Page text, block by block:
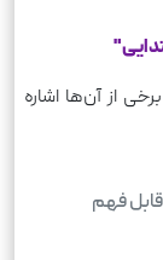
از آن‌ها اشاره
فهم